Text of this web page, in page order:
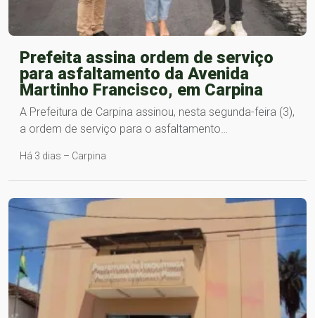
Prefeita assina ordem de serviço
para asfaltamento da Avenida
Martinho Francisco, em Carpina
A Prefeitura de Carpina assinou, nesta segunda-feira (3),
a ordem de serviço para o asfaltamento…
Há 3 dias – Carpina